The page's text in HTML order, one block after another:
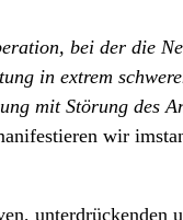
bei der die
in extrem
mit Störung des
wir
unterdrückenden